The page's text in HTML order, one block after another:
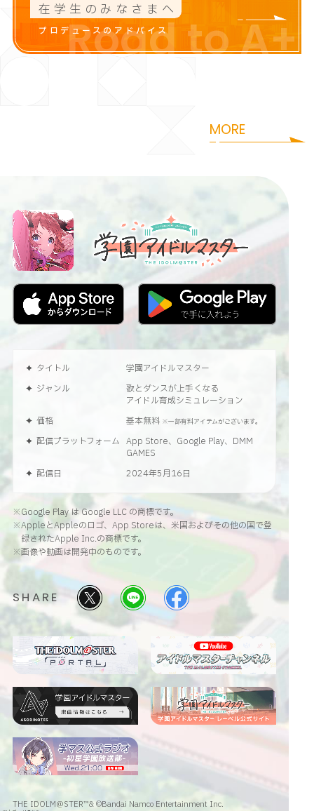
Road to A+
在学生のみなさまへ
プロデュースのアドバイス
MORE
タイトル
学園アイドルマスター
ジャンル
歌とダンスが上手くなる
アイドル育成シミュレーション
価格
基本無料 ※一部有料アイテムがございます。
配信プラットフォーム App Store、Google Play、DMM
GAMES
配信日
2024年5月16日
※Google Play は Google LLC の商標です。
※AppleとAppleのロゴ、App Storeは、米国およびその他の国で登
録されたApple Inc.の商標です。
※画像や動画は開発中のものです。
SHARE
THE IDOLM@STER™& ©Bandai Namco Entertainment Inc.